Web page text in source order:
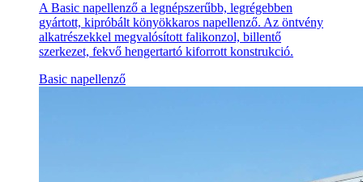
A Basic napellenző a legnépszerűbb, legrégebben
gyártott, kipróbált könyökkaros napellenző. Az öntvény
alkatrészekkel megvalósított falikonzol, billentő
szerkezet, fekvő hengertartó kiforrott konstrukció.
Basic napellenző